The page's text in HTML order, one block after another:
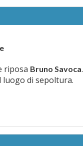
riposa Bruno Savoca.
di sepoltura.